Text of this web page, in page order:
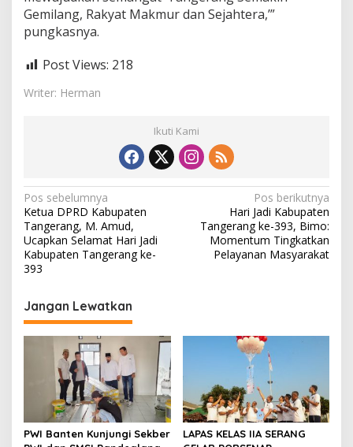
Gemilang, Rakyat Makmur dan Sejahtera,’”
pungkasnya.
Post Views: 218
Writer: Herman
Ikuti Kami
N
a
v
i
a
s
s
Pos sebelumnya
Ketua DPRD Kabupaten
Tangerang, M. Amud,
Ucapkan Selamat Hari Jadi
Kabupaten Tangerang ke-
393
Pos berikutnya
Hari Jadi Kabupaten
Tangerang ke-393, Bimo:
Momentum Tingkatkan
Pelayanan Masyarakat
Jangan Lewatkan
PWI Banten Kunjungi Sekber
LAPAS KELAS IIA SERANG